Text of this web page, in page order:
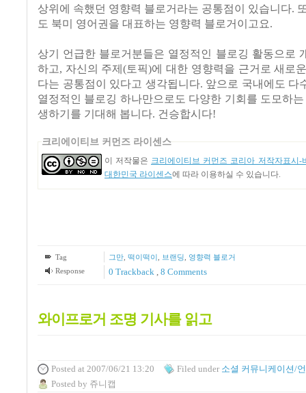
상위에 속했던 영향력 블로거라는 공통점이 있습니다.
도 북미 영어권을 대표하는 영향력 블로거이고요.
상기 언급한 블로거분들은 열정적인 블로깅 활동으로
하고, 자신의 주제(토픽)에 대한 영향력을 근거로 새로
다는 공통점이 있다고 생각됩니다. 앞으로 국내에도 다
열정적인 블로깅 하나만으로도 다양한 기회를 도모하
생하기를 기대해 봅니다. 건승합시다!
크리에이티브 커먼즈 라이센스
이 저작물은 크리에이티브 커먼즈 코리아 저작자표시-
대한민국 라이센스에 따라 이용하실 수 있습니다.
Tag 그만, 떡이떡이 , 브랜딩, 영향력 블로거
Response
0 Trackback 8 Comments
와이프로거 조명 기사를 읽고
Posted at 2007/06/21 13:20 Filed under 소셜 커뮤니케이션/
Posted by 쥬니캡